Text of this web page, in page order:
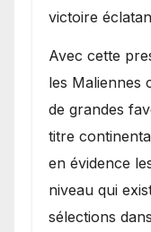
victoire
Avec cette
les Maliennes
de grandes
titre
en évidence
niveau qui
sélections